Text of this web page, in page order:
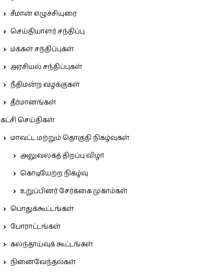
சீமான் எழுச்சியுரை
செய்தியாளர் சந்திப்பு
மக்கள் சந்திப்புகள்
அரசியல் சந்திப்புகள்
நீதிமன்ற வழக்குகள்
தீர்மானங்கள்
கட்சி செய்திகள்
மாவட்ட மற்றும் தொகுதி நிகழ்வுகள்
அலுவலகத் திறப்பு விழா
கொடியேற்ற நிகழ்வு
உறுப்பினர் சேர்க்கை முகாம்கள்
பொதுக்கூட்டங்கள்
போராட்டங்கள்
கலந்தாய்வுக் கூட்டங்கள்
நினைவேந்தல்கள்